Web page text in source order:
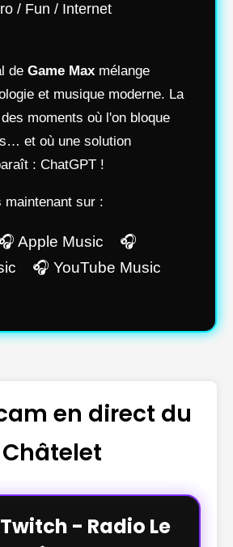
/ Fun / Internet
de Game Max mélange
et musique moderne. La
moments où l'on bloque
et où une solution
: ChatGPT !
maintenant sur :
Apple Music 🎧
🎧 YouTube Music
en direct du
Châtelet
- Radio Le